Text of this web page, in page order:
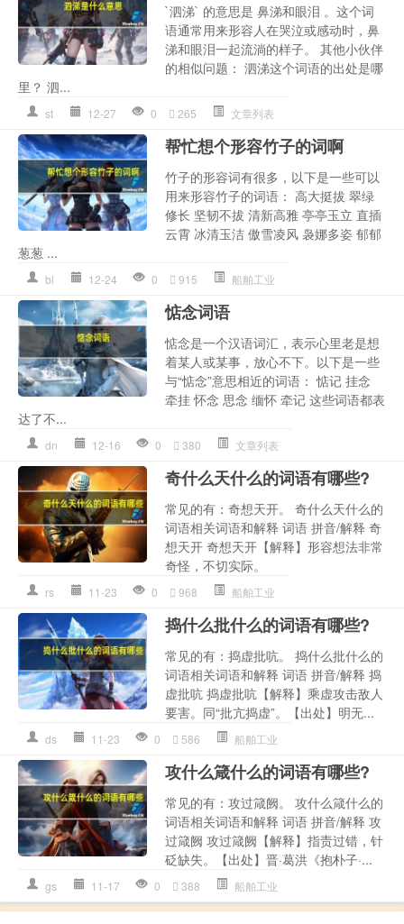
`泗涕` 的意思是 鼻涕和眼泪 。这个词
语通常用来形容人在哭泣或感动时，鼻
涕和眼泪一起流淌的样子。 其他小伙伴
的相似问题： 泗涕这个词语的出处是哪
里？ 泗...
st 12-27 0 265 文章列表
帮忙想个形容竹子的词啊
竹子的形容词有很多，以下是一些可以
用来形容竹子的词语： 高大挺拔 翠绿
修长 坚韧不拔 清新高雅 亭亭玉立 直插
云霄 冰清玉洁 傲雪凌风 袅娜多姿 郁郁
葱葱 ...
bl 12-24 0 915 船舶工业
惦念词语
惦念是一个汉语词汇，表示心里老是想
着某人或某事，放心不下。以下是一些
与“惦念”意思相近的词语： 惦记 挂念
牵挂 怀念 思念 缅怀 牵记 这些词语都表
达了不...
dn 12-16 0 380 文章列表
奇什么天什么的词语有哪些?
常见的有：奇想天开。 奇什么天什么的
词语相关词语和解释 词语 拼音/解释 奇
想天开 奇想天开【解释】形容想法非常
奇怪，不切实际。
rs 11-23 0 968 船舶工业
捣什么批什么的词语有哪些?
常见的有：捣虚批吭。 捣什么批什么的
词语相关词语和解释 词语 拼音/解释 捣
虚批吭 捣虚批吭【解释】乘虚攻击敌人
要害。同“批亢捣虚”。【出处】明无...
ds 11-23 0 586 船舶工业
攻什么箴什么的词语有哪些?
常见的有：攻过箴阙。 攻什么箴什么的
词语相关词语和解释 词语 拼音/解释 攻
过箴阙 攻过箴阙【解释】指责过错，针
砭缺失。【出处】晋·葛洪《抱朴子·...
gs 11-17 0 388 船舶工业